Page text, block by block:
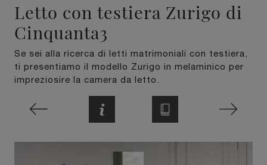
Letto con testiera Zurigo di
Cinquanta3
Se sei alla ricerca di letti matrimoniali con testiera,
ti presentiamo il modello Zurigo in melaminico per
impreziosire la camera da letto.